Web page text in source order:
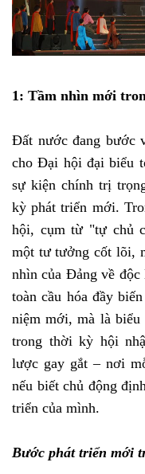
1: Tầm nhìn mới
Đất nước đang bước
cho Đại hội đại biểu
sự kiện chính trị
kỳ phát triển mới.
hội, cụm từ "tự chủ
một tư tưởng cốt lõi,
nhìn của Đảng về
toàn cầu hóa đầy
niệm mới, mà là biểu
trong thời kỳ hội
lược gay gắt – nơi
nếu biết chủ động
triển của mình.
Bước phát triển mới